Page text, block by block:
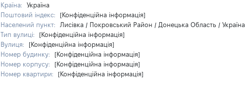
Країна:
Україна
Поштовий індекс:
[Конфіденційна інформація]
Населений пункт:
Лисівка / Покровський Район / Донецька Область / Україна
Тип вулиці:
[Конфіденційна інформація]
Вулиця:
[Конфіденційна інформація]
Номер будинку:
[Конфіденційна інформація]
Номер корпусу:
[Конфіденційна інформація]
Номер квартири:
[Конфіденційна інформація]